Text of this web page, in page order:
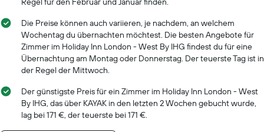
Die Preise können auch variieren, je nachdem, an welchem
Wochentag du übernachten möchtest. Die besten Angebote für
Zimmer im Holiday Inn London - West By IHG findest du für eine
Übernachtung am Montag oder Donnerstag. Der teuerste Tag ist in
der Regel der Mittwoch.
Der günstigste Preis für ein Zimmer im Holiday Inn London - West
By IHG, das über KAYAK in den letzten 2 Wochen gebucht wurde,
lag bei 171 €, der teuerste bei 171 €.